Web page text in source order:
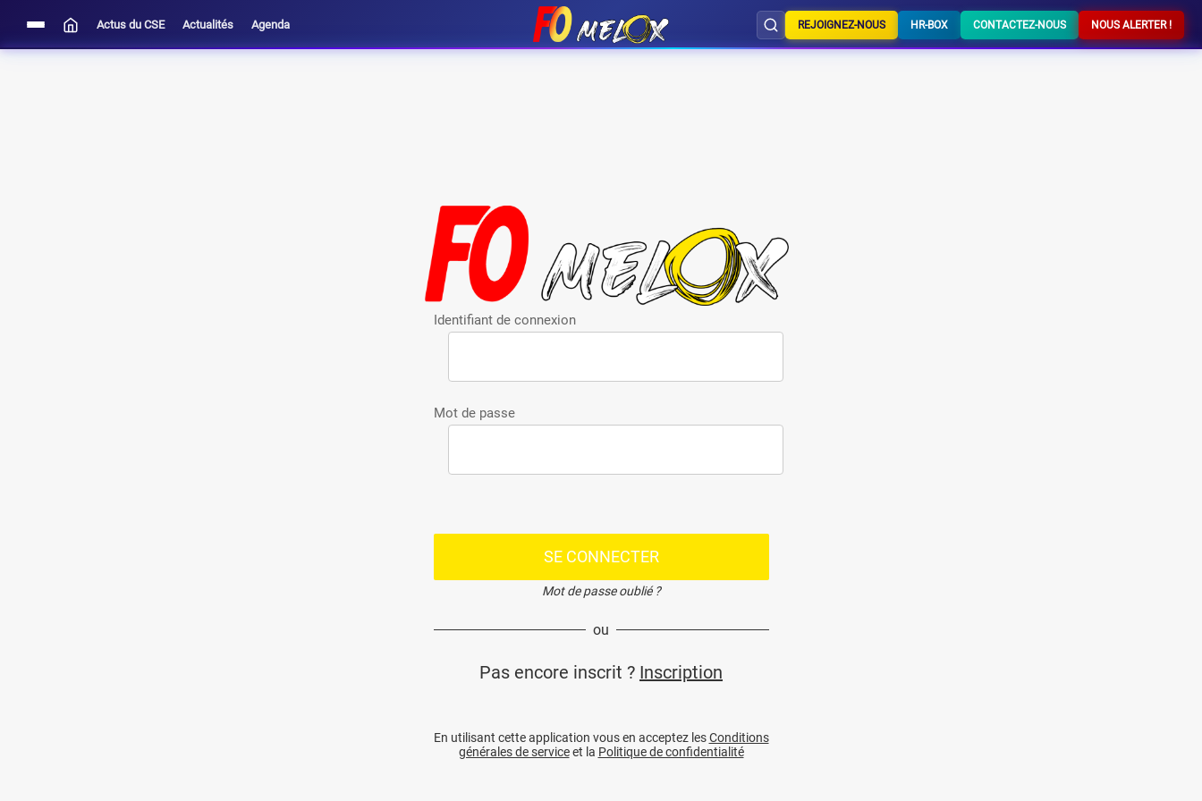
Actus du CSE Actualités Agenda REJOIGNEZ-NOUS HR-BOX CONTACTEZ-NOUS NOUS ALERTER !
Identifiant de connexion
Mot de passe
SE CONNECTER
Mot de passe oublié ?
ou
Pas encore inscrit ? Inscription
En utilisant cette application vous en acceptez lesConditions
générales de serviceet la Politique de confidentialité